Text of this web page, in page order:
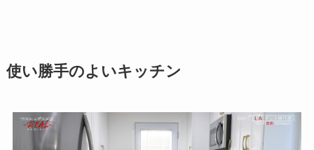
使い勝手のよいキッチン